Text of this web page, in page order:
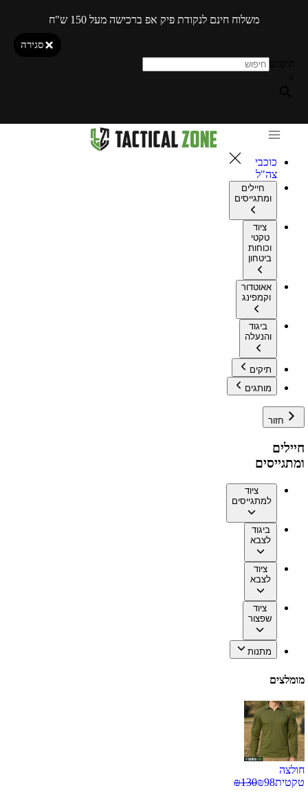
משלוח חינם לנקודת פיק אפ ברכישה מעל 150 ש"ח
סגירה
כוכבי
צה"ל
חיילים
ומתגייסים
ציוד
טקטי
וכוחות
ביטחון
אאוטדור
וקמפינג
ביגוד
והנעלה
תיקים
מותגים
חזור
חיילים
ומתגייסים
ציוד
למתגייסים
ביגוד
לצבא
ציוד
לצבא
ציוד
שפצור
מתנות
מומלצים
חולצה
טקטית
₪98
₪130